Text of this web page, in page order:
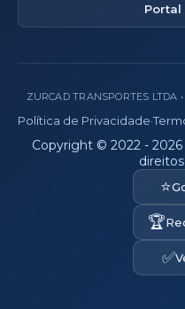
Portal
ZURCAD TRANSPORTES LTDA
Política de Privacidade·
Copyright © 2022 - 2026
⭐
🏆
✅